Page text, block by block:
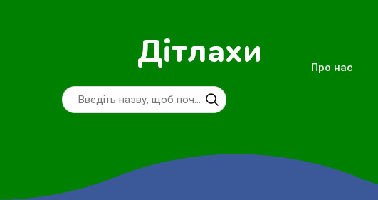
Дітлахи Про нас